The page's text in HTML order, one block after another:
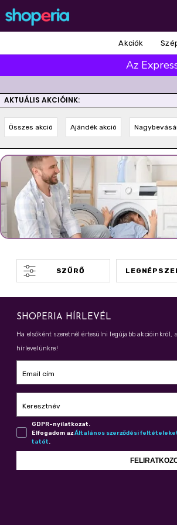
Élelmiszer
Baba-mama
Népszerű márkák
Pampers Lenor Finish
Violeta Coccolino
Népszerű keresések
leukoplast ariel lenor finish
pampers
Akciók
Az
AKTUÁLIS AKCIÓINK:
Összes akció Ajándék akció
SZŰRŐ
SHOPERIA HÍRLEVÉL
Ha elsőként szeretnél értesülni legújabb
hírlevelünkre!
Email cím
Keresztnév
GDPR-nyilatkozat.
Elfogadom azÁl­ta­lá­nos szer­ző­dé­si
ta­tót.